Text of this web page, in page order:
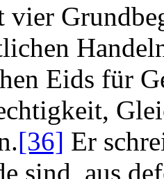
vier
Eids für
[36] Er
sind, aus